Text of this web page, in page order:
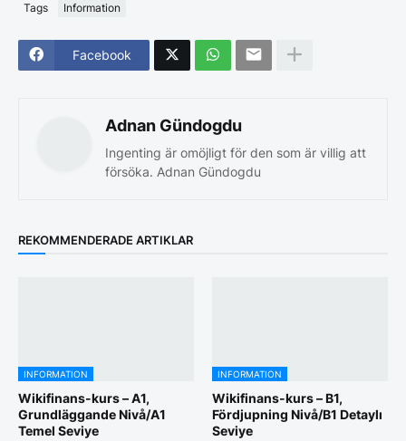
Tags Information
Facebook
Adnan Gündogdu
Ingenting är omöjligt för den som är villig att
försöka. Adnan Gündogdu
REKOMMENDERADE ARTIKLAR
INFORMATION
Wikifinans-kurs – A1,
Grundläggande Nivå/A1
Temel Seviye
INFORMATION
Wikifinans-kurs – B1,
Fördjupning Nivå/B1 Detaylı
Seviye